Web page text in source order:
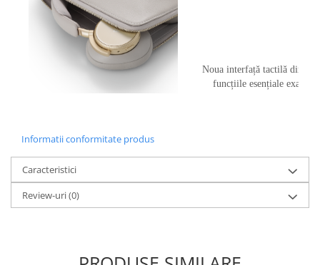
Noua interfață tactilă din
funcțiile esențiale exact
Informatii conformitate produs
Caracteristici
Review-uri(0)